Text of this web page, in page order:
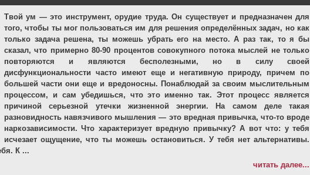
Твой ум — это инструмент, орудие труда. Он существует и предназначен для
того, чтобы ты мог пользоваться им для решения определённых задач, но как
только задача решена, ты можешь убрать его на место. А раз так, то я бы
сказал, что примерно 80-90 процентов совокупного потока мыслей не только
повторяются и являются бесполезными, но в силу своей
дисфункциональности часто имеют еще и негативную природу, причем по
большей части они еще и вредоносны. Понаблюдай за своим мыслительным
процессом, и сам убедишься, что это именно так. Этот процесс является
причиной серьезной утечки жизненной энергии. На самом деле такая
разновидность навязчивого мышления — это вредная привычка, что-то вроде
наркозависимости. Что характеризует вредную привычку? А вот что: у тебя
исчезает ощущение, что ты можешь остановиться. У тебя нет альтернативы.
К ...
читать далее...